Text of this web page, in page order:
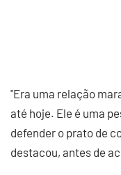
"Era uma relação
até hoje. Ele é uma
defender o prato de
destacou, antes de